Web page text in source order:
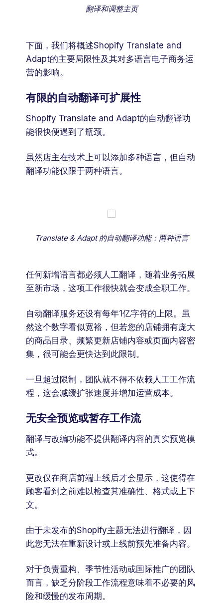
翻译和调整主页
下面，我们将概述Shopify Translate and
Adapt的主要局限性及其对多语言电子商务运
营的影响。
有限的自动翻译可扩展性
Shopify Translate and Adapt的自动翻译功
能很快便遇到了瓶颈。
虽然店主在技术上可以添加多种语言，但自动
翻译功能仅限于两种语言。
Translate & Adapt 的自动翻译功能：两种语言
任何新增语言都必须人工翻译，随着业务拓展
至新市场，这项工作很快就会变成全职工作。
自动翻译服务还设有每年1亿字符的上限。虽
然这个数字看似宽裕，但若您的店铺拥有庞大
的商品目录、频繁更新店铺内容或页面内容密
集，很可能会更快达到此限制。
一旦超过限制，团队就不得不依赖人工工作流
程，这会减缓扩张速度并增加运营成本。
无安全预览或暂存工作流
翻译与改编功能不提供翻译内容的真实预览模
式。
更改仅在商店前端上线后才会显示，这使得在
顾客看到之前难以检查其准确性、格式或上下
文。
由于未发布的Shopify主题无法进行翻译，因
此您无法在重新设计或上线前预先准备内容。
对于负责重构、季节性活动或国际推广的团队
而言，缺乏分阶段工作流程意味着不必要的风
险和缓慢的发布周期。